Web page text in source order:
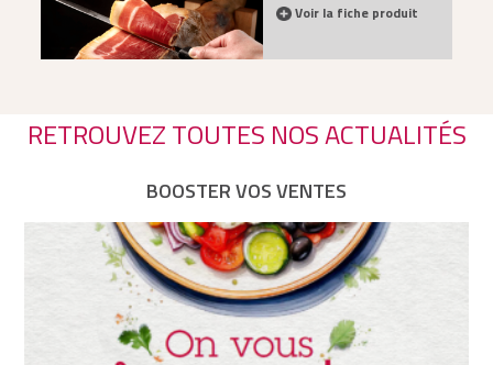
Voir la fiche produit
RETROUVEZ TOUTES NOS ACTUALITÉS
BOOSTER VOS VENTES